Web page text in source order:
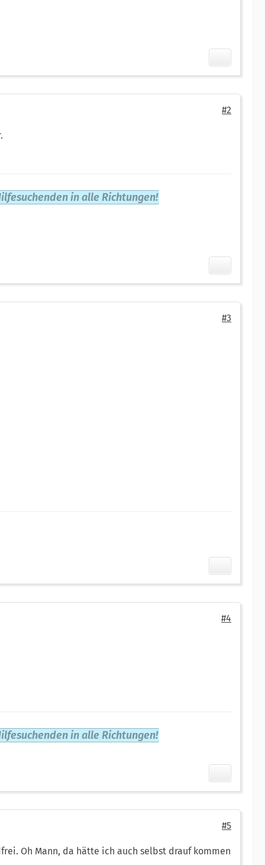
#2
in alle Richtungen!
#3
#4
in alle Richtungen!
#5
Oh Mann, da hätte ich auch selbst drauf kommen